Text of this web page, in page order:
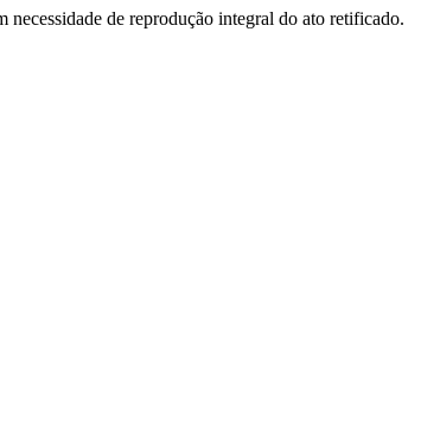
de reprodução integral do ato retificado.